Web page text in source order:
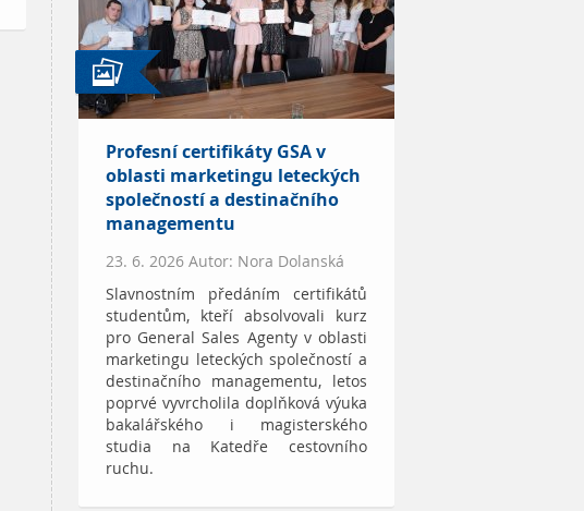
Profesní certifikáty GSA v
oblasti marketingu leteckých
společností a destinačního
managementu
23. 6. 2026 Autor: Nora Dolanská
Slavnostním předáním certifikátů
studentům, kteří absolvovali kurz
pro General Sales Agenty v oblasti
marketingu leteckých společností a
destinačního managementu, letos
poprvé vyvrcholila doplňková výuka
bakalářského i magisterského
studia na Katedře cestovního
ruchu.